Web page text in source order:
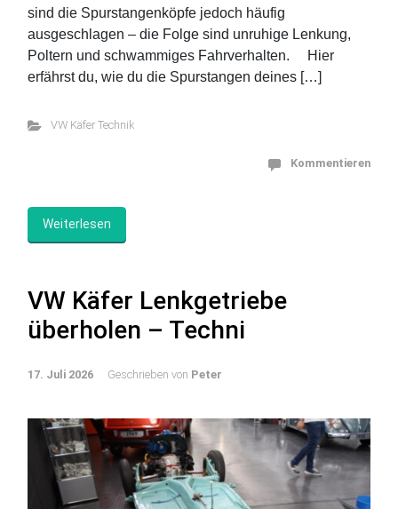
sind die Spurstangenköpfe jedoch häufig
ausgeschlagen – die Folge sind unruhige Lenkung,
Poltern und schwammiges Fahrverhalten. Hier
erfährst du, wie du die Spurstangen deines […]
VW Käfer Technik
Kommentieren
Weiterlesen
VW Käfer Lenkgetriebe
überholen – Techni
17. Juli 2026 Geschrieben von Peter